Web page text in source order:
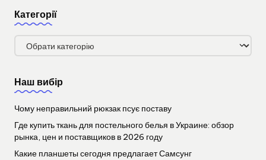
Категорії
Категорії
Наш вибір
Чому неправильний рюкзак псує поставу
Где купить ткань для постельного белья в Украине: обзор
рынка, цен и поставщиков в 2026 году
Какие планшеты сегодня предлагает Самсунг